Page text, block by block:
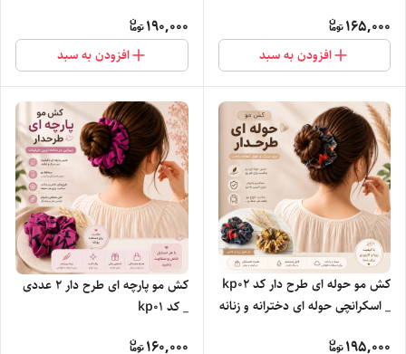
165,000
افزودن به سبد
190,000
افزودن به سبد
کش مو حوله ای طرح دار کد kp0۲
_ اسکرانچی حوله ای دخترانه و زنانه
195,000
کش مو پارچه ای طرح دار ۲ عددی
_ کد kp01
160,000